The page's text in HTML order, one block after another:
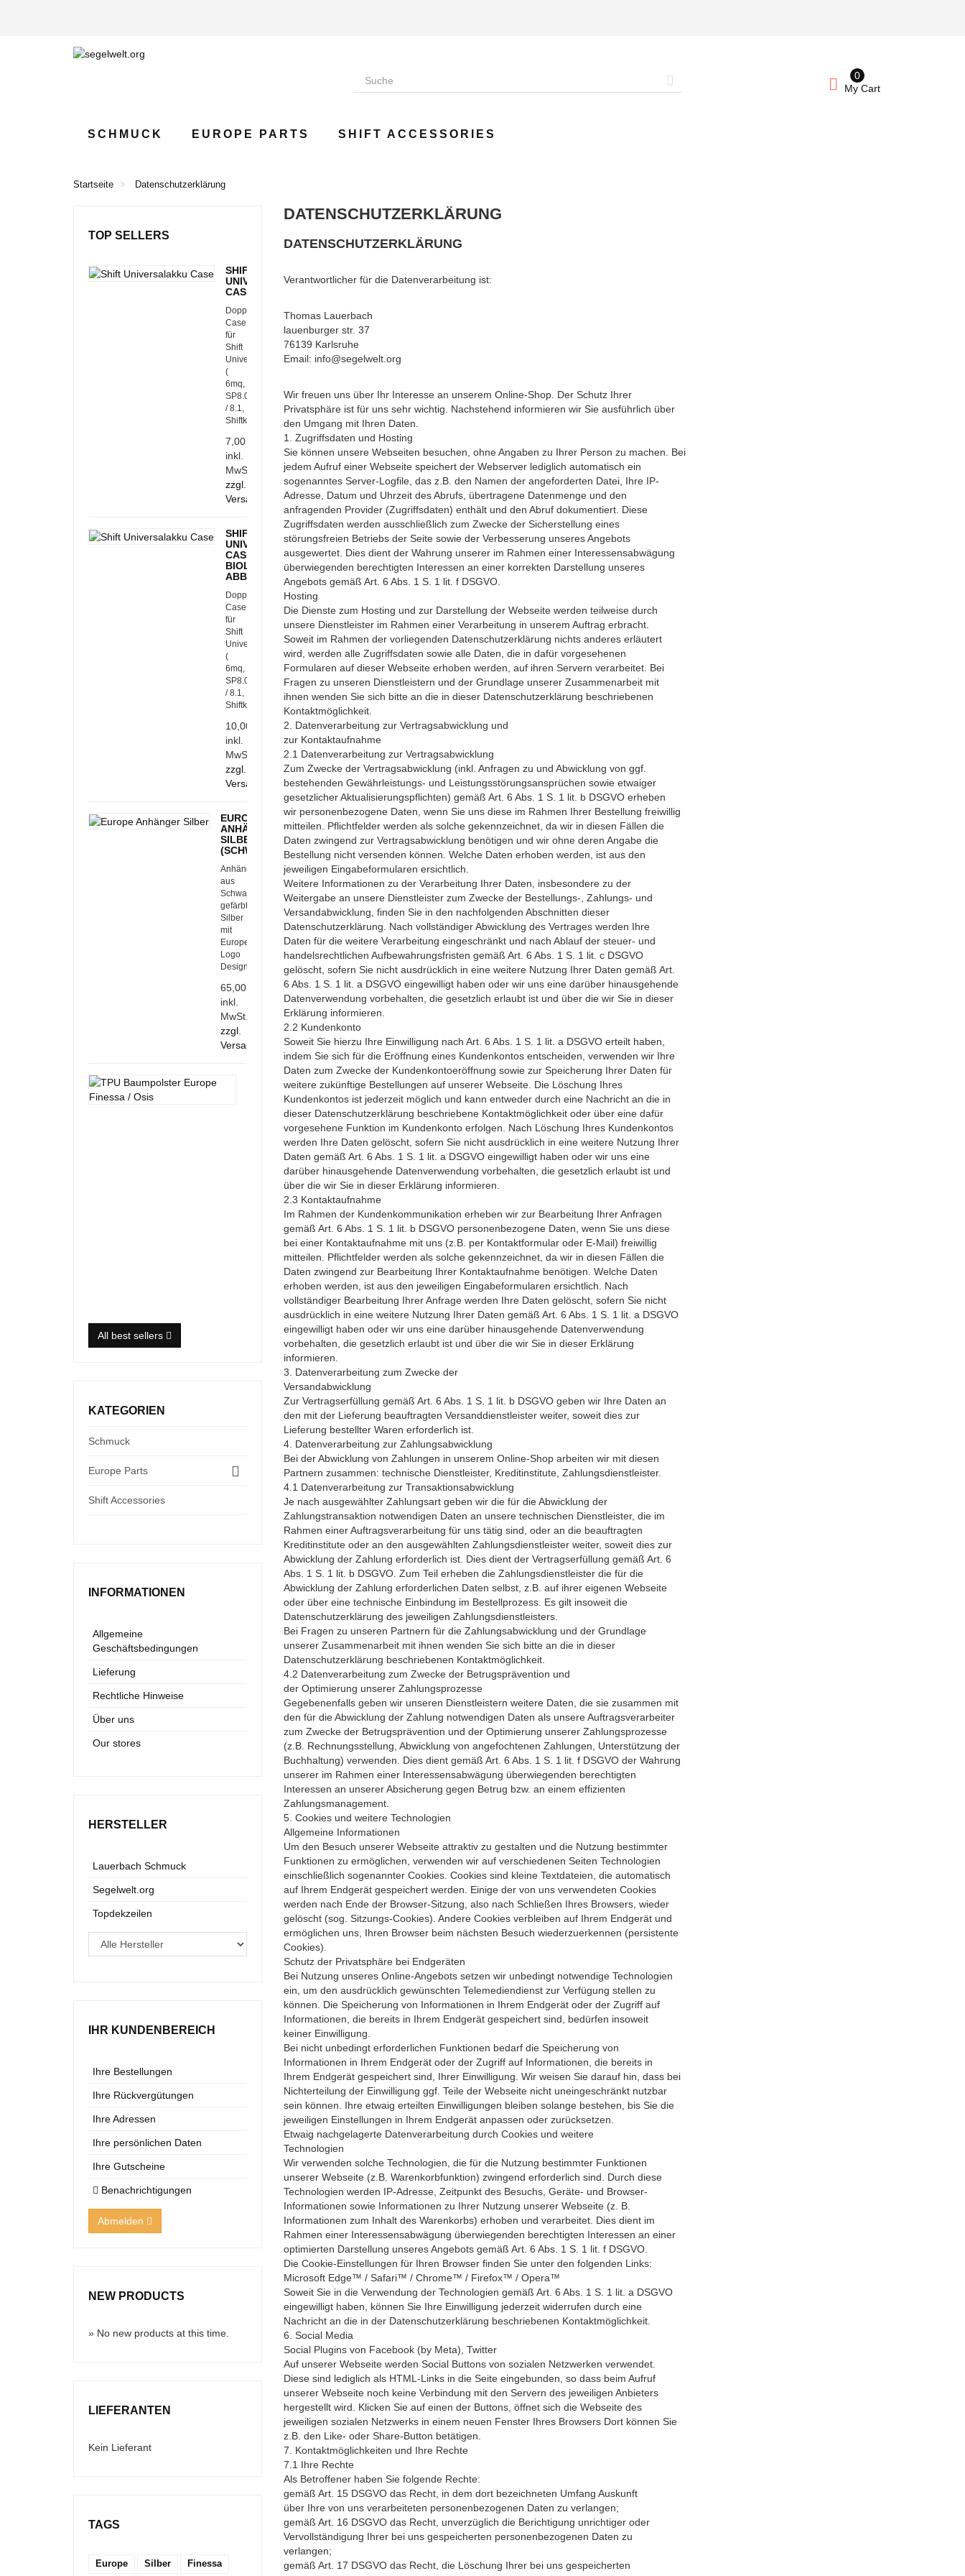
My Cart
0
SCHMUCK EUROPE PARTS SHIFT ACCESSORIES
Startseite Datenschutzerklärung
TOP SELLERS
SHIFT
UNIVERSALAKKU
CASE
Doppel
Case
für
Shift
Universalakku
(
6mq,
SP8.0
/ 8.1,
Shiftkeys)
7,00 €
inkl.
MwSt.
zzgl.
Versandkosten
SHIFT
UNIVERSALAKKU
CASE
BIOLOGISCH
ABBAUBAR
Doppel
Case
für
Shift
Universalakku
(
6mq,
SP8.0
/ 8.1,
Shiftkeys)
10,00 €
inkl.
MwSt.
zzgl.
Versandkosten
EUROPE
ANHÄNGER
SILBER
(SCHWARZ)
Anhänger
aus
Schwarz
gefärbtem
Silber
mit
Europe-
Logo
Design
65,00 €
inkl.
MwSt.
zzgl.
Versandkosten
BAUMPOLSTER
EUROPE
SELDEN/PROCTOR
Gedrucktes
Baumpolster
Selden/Proctor
Versandkosten
All best sellers
KATEGORIEN
Schmuck
Europe Parts
Shift Accessories
INFORMATIONEN
Allgemeine
Geschäftsbedingungen
Lieferung
Rechtliche Hinweise
Über uns
Our stores
HERSTELLER
Lauerbach Schmuck
Segelwelt.org
Topdekzeilen
IHR KUNDENBEREICH
Ihre Bestellungen
Ihre Rückvergütungen
Ihre Adressen
Ihre persönlichen Daten
Ihre Gutscheine
Benachrichtigungen
Abmelden
NEW PRODUCTS
» No new products at this time.
LIEFERANTEN
Kein Lieferant
TAGS
Europe Silber Finessa
DATENSCHUTZERKLÄRUNG
DATENSCHUTZERKLÄRUNG
Verantwortlicher für die Datenverarbeitung ist:
Thomas Lauerbach
lauenburger str. 37
76139 Karlsruhe
Email: info@segelwelt.org
Wir freuen uns über Ihr Interesse an unserem Online-Shop. Der Schutz Ihrer
Privatsphäre ist für uns sehr wichtig. Nachstehend informieren wir Sie ausführlich über
den Umgang mit Ihren Daten.
1. Zugriffsdaten und Hosting
Sie können unsere Webseiten besuchen, ohne Angaben zu Ihrer Person zu machen. Bei
jedem Aufruf einer Webseite speichert der Webserver lediglich automatisch ein
sogenanntes Server-Logfile, das z.B. den Namen der angeforderten Datei, Ihre IP-
Adresse, Datum und Uhrzeit des Abrufs, übertragene Datenmenge und den
anfragenden Provider (Zugriffsdaten) enthält und den Abruf dokumentiert. Diese
Zugriffsdaten werden ausschließlich zum Zwecke der Sicherstellung eines
störungsfreien Betriebs der Seite sowie der Verbesserung unseres Angebots
ausgewertet. Dies dient der Wahrung unserer im Rahmen einer Interessensabwägung
überwiegenden berechtigten Interessen an einer korrekten Darstellung unseres
Angebots gemäß Art. 6 Abs. 1 S. 1 lit. f DSGVO.
Hosting
Die Dienste zum Hosting und zur Darstellung der Webseite werden teilweise durch
unsere Dienstleister im Rahmen einer Verarbeitung in unserem Auftrag erbracht.
Soweit im Rahmen der vorliegenden Datenschutzerklärung nichts anderes erläutert
wird, werden alle Zugriffsdaten sowie alle Daten, die in dafür vorgesehenen
Formularen auf dieser Webseite erhoben werden, auf ihren Servern verarbeitet. Bei
Fragen zu unseren Dienstleistern und der Grundlage unserer Zusammenarbeit mit
ihnen wenden Sie sich bitte an die in dieser Datenschutzerklärung beschriebenen
Kontaktmöglichkeit.
2. Datenverarbeitung zur Vertragsabwicklung und
zur Kontaktaufnahme
2.1 Datenverarbeitung zur Vertragsabwicklung
Zum Zwecke der Vertragsabwicklung (inkl. Anfragen zu und Abwicklung von ggf.
bestehenden Gewährleistungs- und Leistungsstörungsansprüchen sowie etwaiger
gesetzlicher Aktualisierungspflichten) gemäß Art. 6 Abs. 1 S. 1 lit. b DSGVO erheben
wir personenbezogene Daten, wenn Sie uns diese im Rahmen Ihrer Bestellung freiwillig
mitteilen. Pflichtfelder werden als solche gekennzeichnet, da wir in diesen Fällen die
Daten zwingend zur Vertragsabwicklung benötigen und wir ohne deren Angabe die
Bestellung nicht versenden können. Welche Daten erhoben werden, ist aus den
jeweiligen Eingabeformularen ersichtlich.
Weitere Informationen zu der Verarbeitung Ihrer Daten, insbesondere zu der
Weitergabe an unsere Dienstleister zum Zwecke der Bestellungs-, Zahlungs- und
Versandabwicklung, finden Sie in den nachfolgenden Abschnitten dieser
Datenschutzerklärung. Nach vollständiger Abwicklung des Vertrages werden Ihre
Daten für die weitere Verarbeitung eingeschränkt und nach Ablauf der steuer- und
handelsrechtlichen Aufbewahrungsfristen gemäß Art. 6 Abs. 1 S. 1 lit. c DSGVO
gelöscht, sofern Sie nicht ausdrücklich in eine weitere Nutzung Ihrer Daten gemäß Art.
6 Abs. 1 S. 1 lit. a DSGVO eingewilligt haben oder wir uns eine darüber hinausgehende
Datenverwendung vorbehalten, die gesetzlich erlaubt ist und über die wir Sie in dieser
Erklärung informieren.
2.2 Kundenkonto
Soweit Sie hierzu Ihre Einwilligung nach Art. 6 Abs. 1 S. 1 lit. a DSGVO erteilt haben,
indem Sie sich für die Eröffnung eines Kundenkontos entscheiden, verwenden wir Ihre
Daten zum Zwecke der Kundenkontoeröffnung sowie zur Speicherung Ihrer Daten für
weitere zukünftige Bestellungen auf unserer Webseite. Die Löschung Ihres
Kundenkontos ist jederzeit möglich und kann entweder durch eine Nachricht an die in
dieser Datenschutzerklärung beschriebene Kontaktmöglichkeit oder über eine dafür
vorgesehene Funktion im Kundenkonto erfolgen. Nach Löschung Ihres Kundenkontos
werden Ihre Daten gelöscht, sofern Sie nicht ausdrücklich in eine weitere Nutzung Ihrer
Daten gemäß Art. 6 Abs. 1 S. 1 lit. a DSGVO eingewilligt haben oder wir uns eine
darüber hinausgehende Datenverwendung vorbehalten, die gesetzlich erlaubt ist und
über die wir Sie in dieser Erklärung informieren.
2.3 Kontaktaufnahme
Im Rahmen der Kundenkommunikation erheben wir zur Bearbeitung Ihrer Anfragen
gemäß Art. 6 Abs. 1 S. 1 lit. b DSGVO personenbezogene Daten, wenn Sie uns diese
bei einer Kontaktaufnahme mit uns (z.B. per Kontaktformular oder E-Mail) freiwillig
mitteilen. Pflichtfelder werden als solche gekennzeichnet, da wir in diesen Fällen die
Daten zwingend zur Bearbeitung Ihrer Kontaktaufnahme benötigen. Welche Daten
erhoben werden, ist aus den jeweiligen Eingabeformularen ersichtlich. Nach
vollständiger Bearbeitung Ihrer Anfrage werden Ihre Daten gelöscht, sofern Sie nicht
ausdrücklich in eine weitere Nutzung Ihrer Daten gemäß Art. 6 Abs. 1 S. 1 lit. a DSGVO
eingewilligt haben oder wir uns eine darüber hinausgehende Datenverwendung
vorbehalten, die gesetzlich erlaubt ist und über die wir Sie in dieser Erklärung
informieren.
3. Datenverarbeitung zum Zwecke der
Versandabwicklung
Zur Vertragserfüllung gemäß Art. 6 Abs. 1 S. 1 lit. b DSGVO geben wir Ihre Daten an
den mit der Lieferung beauftragten Versanddienstleister weiter, soweit dies zur
Lieferung bestellter Waren erforderlich ist.
4. Datenverarbeitung zur Zahlungsabwicklung
Bei der Abwicklung von Zahlungen in unserem Online-Shop arbeiten wir mit diesen
Partnern zusammen: technische Dienstleister, Kreditinstitute, Zahlungsdienstleister.
4.1 Datenverarbeitung zur Transaktionsabwicklung
Je nach ausgewählter Zahlungsart geben wir die für die Abwicklung der
Zahlungstransaktion notwendigen Daten an unsere technischen Dienstleister, die im
Rahmen einer Auftragsverarbeitung für uns tätig sind, oder an die beauftragten
Kreditinstitute oder an den ausgewählten Zahlungsdienstleister weiter, soweit dies zur
Abwicklung der Zahlung erforderlich ist. Dies dient der Vertragserfüllung gemäß Art. 6
Abs. 1 S. 1 lit. b DSGVO. Zum Teil erheben die Zahlungsdienstleister die für die
Abwicklung der Zahlung erforderlichen Daten selbst, z.B. auf ihrer eigenen Webseite
oder über eine technische Einbindung im Bestellprozess. Es gilt insoweit die
Datenschutzerklärung des jeweiligen Zahlungsdienstleisters.
Bei Fragen zu unseren Partnern für die Zahlungsabwicklung und der Grundlage
unserer Zusammenarbeit mit ihnen wenden Sie sich bitte an die in dieser
Datenschutzerklärung beschriebenen Kontaktmöglichkeit.
4.2 Datenverarbeitung zum Zwecke der Betrugsprävention und
der Optimierung unserer Zahlungsprozesse
Gegebenenfalls geben wir unseren Dienstleistern weitere Daten, die sie zusammen mit
den für die Abwicklung der Zahlung notwendigen Daten als unsere Auftragsverarbeiter
zum Zwecke der Betrugsprävention und der Optimierung unserer Zahlungsprozesse
(z.B. Rechnungsstellung, Abwicklung von angefochtenen Zahlungen, Unterstützung der
Buchhaltung) verwenden. Dies dient gemäß Art. 6 Abs. 1 S. 1 lit. f DSGVO der Wahrung
unserer im Rahmen einer Interessensabwägung überwiegenden berechtigten
Interessen an unserer Absicherung gegen Betrug bzw. an einem effizienten
Zahlungsmanagement.
5. Cookies und weitere Technologien
Allgemeine Informationen
Um den Besuch unserer Webseite attraktiv zu gestalten und die Nutzung bestimmter
Funktionen zu ermöglichen, verwenden wir auf verschiedenen Seiten Technologien
einschließlich sogenannter Cookies. Cookies sind kleine Textdateien, die automatisch
auf Ihrem Endgerät gespeichert werden. Einige der von uns verwendeten Cookies
werden nach Ende der Browser-Sitzung, also nach Schließen Ihres Browsers, wieder
gelöscht (sog. Sitzungs-Cookies). Andere Cookies verbleiben auf Ihrem Endgerät und
ermöglichen uns, Ihren Browser beim nächsten Besuch wiederzuerkennen (persistente
Cookies).
Schutz der Privatsphäre bei Endgeräten
Bei Nutzung unseres Online-Angebots setzen wir unbedingt notwendige Technologien
ein, um den ausdrücklich gewünschten Telemediendienst zur Verfügung stellen zu
können. Die Speicherung von Informationen in Ihrem Endgerät oder der Zugriff auf
Informationen, die bereits in Ihrem Endgerät gespeichert sind, bedürfen insoweit
keiner Einwilligung.
Bei nicht unbedingt erforderlichen Funktionen bedarf die Speicherung von
Informationen in Ihrem Endgerät oder der Zugriff auf Informationen, die bereits in
Ihrem Endgerät gespeichert sind, Ihrer Einwilligung. Wir weisen Sie darauf hin, dass bei
Nichterteilung der Einwilligung ggf. Teile der Webseite nicht uneingeschränkt nutzbar
sein können. Ihre etwaig erteilten Einwilligungen bleiben solange bestehen, bis Sie die
jeweiligen Einstellungen in Ihrem Endgerät anpassen oder zurücksetzen.
Etwaig nachgelagerte Datenverarbeitung durch Cookies und weitere
Technologien
Wir verwenden solche Technologien, die für die Nutzung bestimmter Funktionen
unserer Webseite (z.B. Warenkorbfunktion) zwingend erforderlich sind. Durch diese
Technologien werden IP-Adresse, Zeitpunkt des Besuchs, Geräte- und Browser-
Informationen sowie Informationen zu Ihrer Nutzung unserer Webseite (z. B.
Informationen zum Inhalt des Warenkorbs) erhoben und verarbeitet. Dies dient im
Rahmen einer Interessensabwägung überwiegenden berechtigten Interessen an einer
optimierten Darstellung unseres Angebots gemäß Art. 6 Abs. 1 S. 1 lit. f DSGVO.
Die Cookie-Einstellungen für Ihren Browser finden Sie unter den folgenden Links:
Microsoft Edge™ / Safari™ / Chrome™ / Firefox™ / Opera™
Soweit Sie in die Verwendung der Technologien gemäß Art. 6 Abs. 1 S. 1 lit. a DSGVO
eingewilligt haben, können Sie Ihre Einwilligung jederzeit widerrufen durch eine
Nachricht an die in der Datenschutzerklärung beschriebenen Kontaktmöglichkeit.
6. Social Media
Social Plugins von Facebook (by Meta), Twitter
Auf unserer Webseite werden Social Buttons von sozialen Netzwerken verwendet.
Diese sind lediglich als HTML-Links in die Seite eingebunden, so dass beim Aufruf
unserer Webseite noch keine Verbindung mit den Servern des jeweiligen Anbieters
hergestellt wird. Klicken Sie auf einen der Buttons, öffnet sich die Webseite des
jeweiligen sozialen Netzwerks in einem neuen Fenster Ihres Browsers Dort können Sie
z.B. den Like- oder Share-Button betätigen.
7. Kontaktmöglichkeiten und Ihre Rechte
7.1 Ihre Rechte
Als Betroffener haben Sie folgende Rechte:
gemäß Art. 15 DSGVO das Recht, in dem dort bezeichneten Umfang Auskunft
über Ihre von uns verarbeiteten personenbezogenen Daten zu verlangen;
gemäß Art. 16 DSGVO das Recht, unverzüglich die Berichtigung unrichtiger oder
Vervollständigung Ihrer bei uns gespeicherten personenbezogenen Daten zu
verlangen;
gemäß Art. 17 DSGVO das Recht, die Löschung Ihrer bei uns gespeicherten